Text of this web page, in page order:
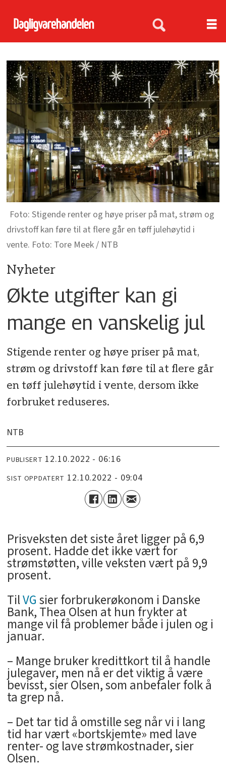
Stigende renter og høye priser på mat, strøm og
drivstoff kan føre til at flere går en tøff julehøytid i
vente. Foto: Tore Meek / NTB
Nyheter
Økte utgifter kan gi
mange en vanskelig jul
Stigende renter og høye priser på mat,
strøm og drivstoff kan føre til at flere går
en tøff julehøytid i vente, dersom ikke
forbruket reduseres.
NTB
PUBLISERT 12.10.2022 - 06:16
SIST OPPDATERT 12.10.2022 - 09:04
Prisveksten det siste året ligger på 6,9
prosent. Hadde det ikke vært for
strømstøtten, ville veksten vært på 9,9
prosent.
TilVGsier forbrukerøkonom i Danske
Bank, Thea Olsen at hun frykter at
mange vil få problemer både i julen og i
januar.
– Mange bruker kredittkort til å handle
julegaver, men nå er det viktig å være
bevisst, sier Olsen, som anbefaler folk å
ta grep nå.
– Det tar tid å omstille seg når vi i lang
tid har vært «bortskjemte» med lave
renter- og lave strømkostnader, sier
Olsen.